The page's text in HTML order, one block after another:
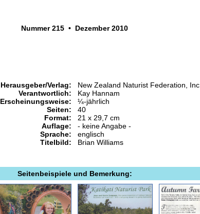
Nummer 215 • Dezember 2010
Herausgeber/Verlag:
Verantwortlich:
Erscheinungsweise:
Seiten:
Format:
Auflage:
Sprache:
Titelbild:
New Zealand Naturist Federation, Inc.
Kay Hannam
¼-jährlich
40
21 x 29,7 cm
- keine Angabe -
englisch
Brian Williams
Seitenbeispiele und Bemerkung: